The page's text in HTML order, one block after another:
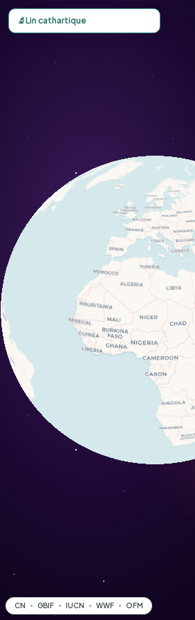
Carte d'observation du Lin
🔬Lin cathartique
CN GBIF IUCN WWF OFM